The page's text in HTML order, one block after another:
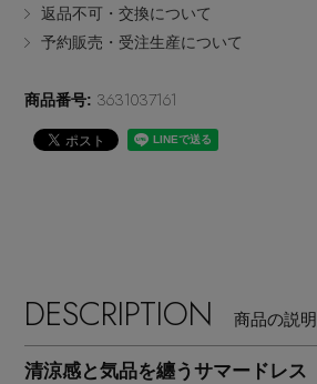
その他(傘・ハンカチ・時計など)
PERSONAL COLOR
返品不可・交換について
予約販売・受注生産について
商品番号: 3631037161
DESCRIPTION 商品の説明
清涼感と気品を纏うサマードレス